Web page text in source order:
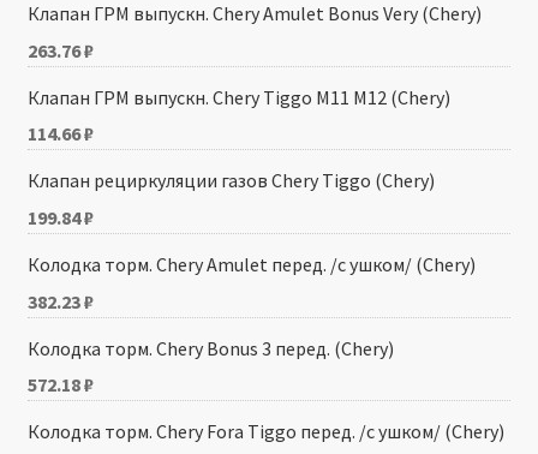
Клапан ГРМ выпускн. Chery Amulet Bonus Very (Chery)
263.76₽
Клапан ГРМ выпускн. Chery Tiggo M11 M12 (Chery)
114.66₽
Клапан рециркуляции газов Chery Tiggo (Chery)
199.84₽
Колодка торм. Chery Amulet перед. /с ушком/ (Chery)
382.23₽
Колодка торм. Chery Bonus 3 перед. (Chery)
572.18₽
Колодка торм. Chery Fora Tiggo перед. /с ушком/ (Chery)